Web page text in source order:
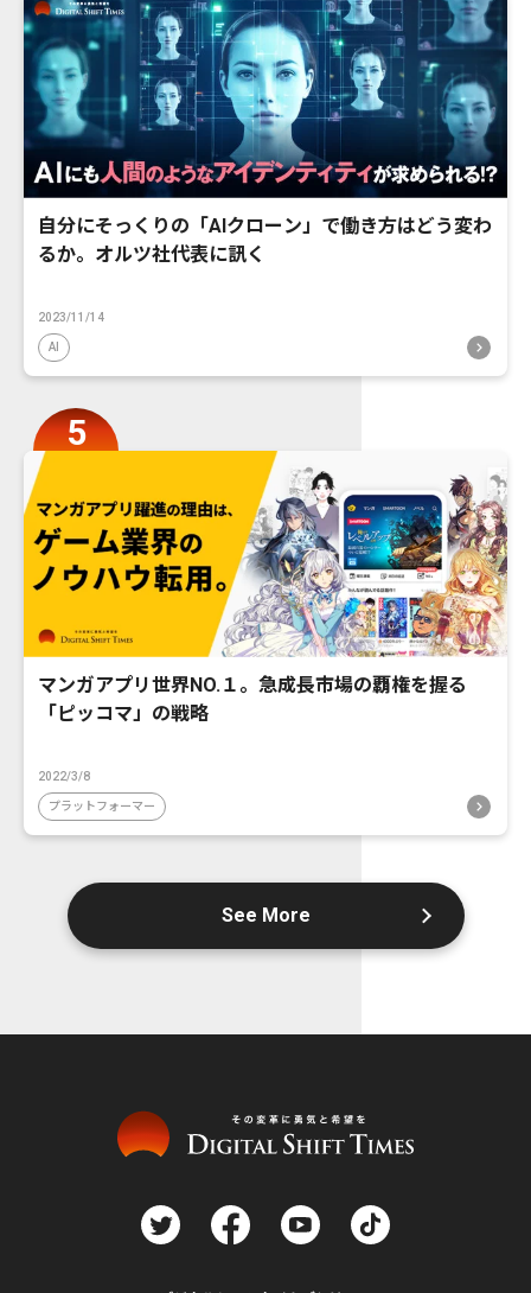
自分にそっくりの「AIクローン」で働き方はどう変わ
るか。オルツ社代表に訊く
2023/11/14
AI
マンガアプリ世界NO.１。急成長市場の覇権を握る
「ピッコマ」の戦略
2022/3/8
プラットフォーマー
See More